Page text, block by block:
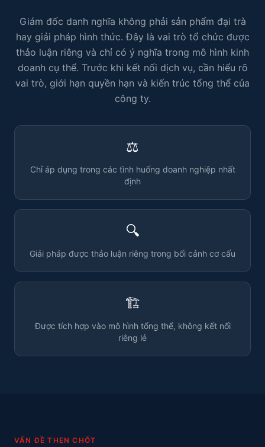
Giám đốc danh nghĩa không phải sản phẩm đại trà
hay giải pháp hình thức. Đây là vai trò tổ chức được
thảo luận riêng và chỉ có ý nghĩa trong mô hình kinh
doanh cụ thể. Trước khi kết nối dịch vụ, cần hiểu rõ
vai trò, giới hạn quyền hạn và kiến trúc tổng thể của
công ty.
⚖️
Chỉ áp dụng trong các tình huống doanh nghiệp nhất
định
🔍
Giải pháp được thảo luận riêng trong bối cảnh cơ cấu
🏗️
Được tích hợp vào mô hình tổng thể, không kết nối
riêng lẻ
VẤN ĐỀ THEN CHỐT